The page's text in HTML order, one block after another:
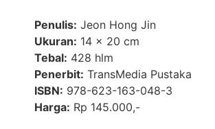
Penulis: Jeon Hong Jin
Ukuran: 14 x 20 cm
Tebal: 428 hlm
Penerbit: TransMedia Pustaka
ISBN: 978-623-163-048-3
Harga: Rp 145.000,-